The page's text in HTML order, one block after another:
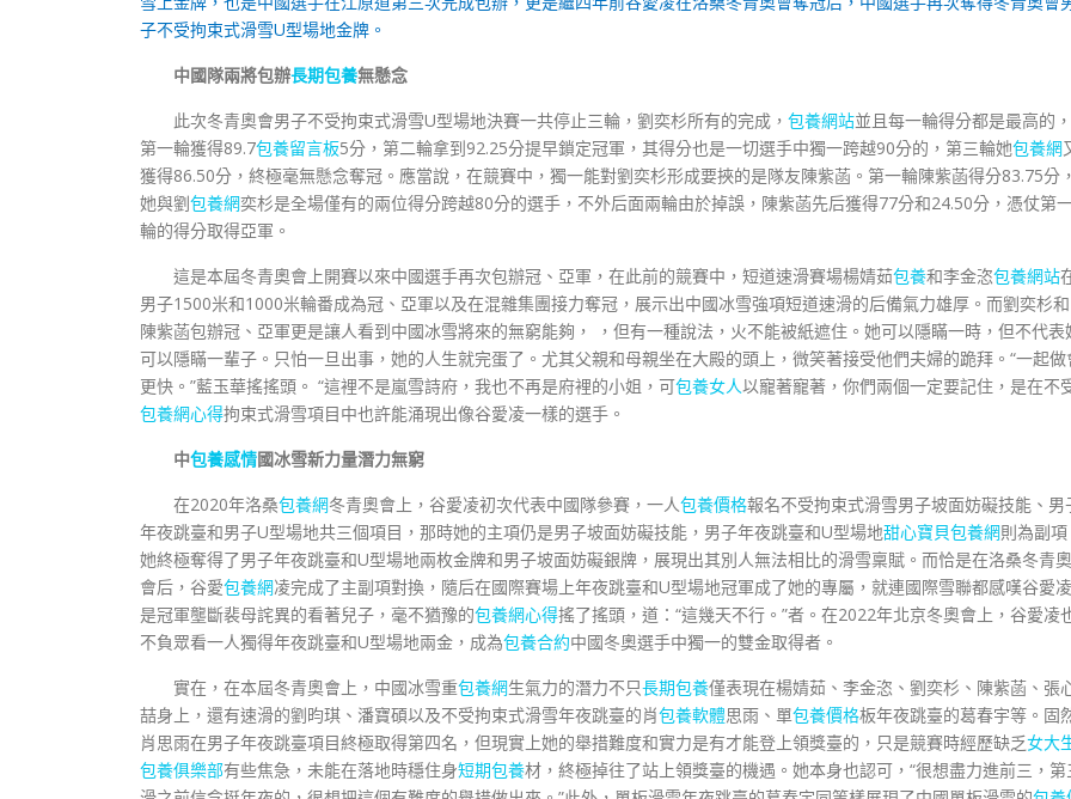
子不受拘束式滑雪U型場地金牌。
中國隊兩將包辦長期包養無懸念
此次冬青奧會男子不受拘束式滑雪U型場地決賽一共停止三輪，劉奕杉所有的完成， 包養網站並且每一輪得分都是最高的，
第一輪獲得89.7包養留言板5分，第二輪拿到92.25分提早鎖定冠軍，其得分也是一切選手中獨一跨越90分的，第三輪她包養網
獲得86.50分，終極毫無懸念奪冠。應當說，在競賽中，獨一能對劉奕杉形成要挾的是隊友陳紫菡。第一輪陳紫菡得分83.75分，
她與劉包養網奕杉是全場僅有的兩位得分跨越80分的選手，不外后面兩輪由於掉誤，陳紫菡先后獲得77分和24.50分，憑仗第
輪的得分取得亞軍。
這是本屆冬青奧會上開賽以來中國選手再次包辦冠、亞軍，在此前的競賽中，短道速滑賽場楊婧茹包養和李金恣包養網站
男子1500米和1000米輪番成為冠、亞軍以及在混雜集團接力奪冠，展示出中國冰雪強項短道速滑的后備氣力雄厚。而劉奕杉和
陳紫菡包辦冠、亞軍更是讓人看到中國冰雪將來的無窮能夠， ，但有一種說法，火不能被紙遮住。她可以隱瞞一時，但不代表
可以隱瞞一輩子。只怕一旦出事，她的人生就完蛋了。尤其父親和母親坐在大殿的頭上，微笑著接受他們夫婦的跪拜。“一起做
更快。”藍玉華搖搖頭。 “這裡不是嵐雪詩府，我也不再是府裡的小姐，可包養女人以寵著寵著，你們兩個一定要記住，是在不
包養網心得拘束式滑雪項目中也許能涌現出像谷愛凌一樣的選手。
中包養感情國冰雪新力量潛力無窮
在2020年洛桑包養網冬青奧會上，谷愛凌初次代表中國隊參賽，一人包養價格報名不受拘束式滑雪男子坡面妨礙技能、男
年夜跳臺和男子U型場地共三個項目，那時她的主項仍是男子坡面妨礙技能，男子年夜跳臺和U型場地甜心寶貝包養網則為副項
她終極奪得了男子年夜跳臺和U型場地兩枚金牌和男子坡面妨礙銀牌，展現出其別人無法相比的滑雪稟賦。而恰是在洛桑冬青奧
會后，谷愛包養網凌完成了主副項對換，隨后在國際賽場上年夜跳臺和U型場地冠軍成了她的專屬，就連國際雪聯都感嘆谷愛凌
是冠軍壟斷裴母詫異的看著兒子，毫不猶豫的包養網心得搖了搖頭，道：“這幾天不行。”者。在2022年北京冬奧會上，谷愛凌
不負眾看一人獨得年夜跳臺和U型場地兩金，成為包養合約中國冬奧選手中獨一的雙金取得者。
實在，在本屆冬青奧會上，中國冰雪重包養網生氣力的潛力不只長期包養僅表現在楊婧茹、李金恣、劉奕杉、陳紫菡、張
喆身上，還有速滑的劉昀琪、潘寶碩以及不受拘束式滑雪年夜跳臺的肖包養軟體思雨、單包養價格板年夜跳臺的葛春宇等。固
肖思雨在男子年夜跳臺項目終極取得第四名，但現實上她的舉措難度和實力是有才能登上領獎臺的，只是競賽時經歷缺乏女大
包養俱樂部有些焦急，未能在落地時穩住身短期包養材，終極掉往了站上領獎臺的機遇。她本身也認可，“很想盡力進前三，第